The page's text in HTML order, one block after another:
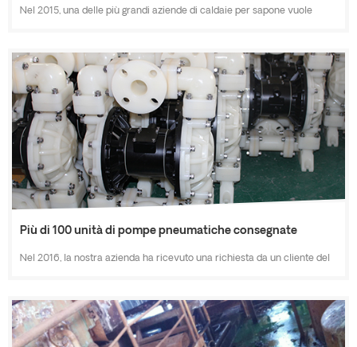
Nel 2015, una delle più grandi aziende di caldaie per sapone vuole
creme, creme per le mani, ecc. Industria chimica quotidiana.
Realizziamo soluzioni da 1/2 pollici a 3 pollici di pompe a membrana in
materiale PP, infine hanno acquistato dozzine di pompe co...
Più di 100 unità di pompe pneumatiche consegnate
Nel 2016, la nostra azienda ha ricevuto una richiesta da un cliente del
scelgono pompe da 1/2 pollici, 1 pollice, 2 pollici, 3 pollici con materiali
diversi in polipropilene (PP), alluminio (AL), acciaio inossidabile (SS),